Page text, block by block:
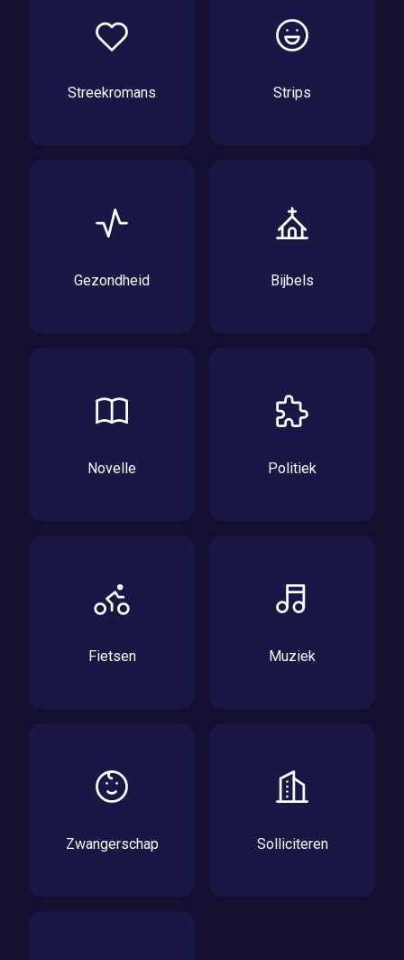
Streekromans Strips
Gezondheid Bijbels
Novelle Politiek
Fietsen Muziek
Zwangerschap Solliciteren